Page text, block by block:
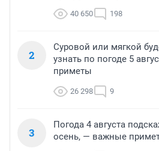
40 650 198
2
Суровой или мягкой
узнать по погоде 5
приметы
26 298 9
3
Погода 4 августа
осень, — важные